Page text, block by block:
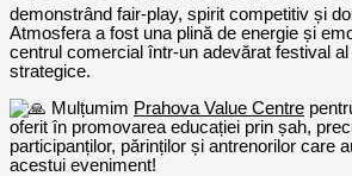
demonstrând fair-play, spirit competitiv și
Atmosfera a fost una plină de energie și
centrul comercial într-un adevărat festival
strategice.
Mulțumim Prahova Value Centre
oferit în promovarea educației prin șah,
participanților, părinților și antrenorilor care
acestui eveniment!